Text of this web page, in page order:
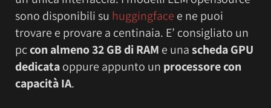
sono disponibili su huggingface e ne puoi
trovare e provare a centinaia. E’ consigliato un
pccon almeno 32 GB di RAM e unascheda GPU
dedicataoppure appunto un processore con
capacità IA.